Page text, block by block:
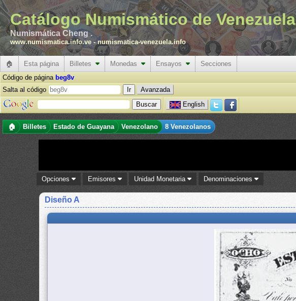
Catálogo Numismático de Venezuela
Numismática Cheng .
www.numismatica.info.ve -numismatica-venezuela.info
🏠 Esta página Billetes Monedas Ensayos
Secciones
Código de página beg8v
Salta al código
Avanzada
English
🏠 Billetes Estado de Guayana Venezolano 8 Venezolanos
Opciones Emisores Unidad Monetaria Denominaciones
Diseño A